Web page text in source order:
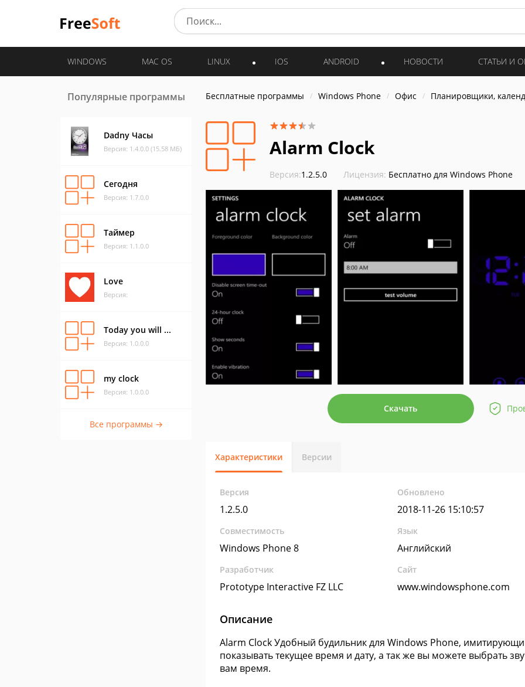
WINDOWS MAC OS LINUX IOS ANDROID НОВОСТИ СТАТЬИ И
Популярные программы
Dadny Часы
Версия: 1.4.0.0 (15.58 МБ)
Сегодня
Версия: 1.7.0.0
Таймер
Версия: 1.1.0.0
Love
Версия:
Today you will ...
Версия: 1.0.0.0
my clock
Версия: 1.0.0.0
Все программы →
Бесплатные программы Windows Phone Офис Планировщики,
Alarm Clock
Версия:1.2.5.0 Лицензия: Бесплатно для Windows Phone
Скачать
Характеристики Версии
Версия
1.2.5.0
Обновлено
2018-11-26 15:10:57
Совместимость
Windows Phone 8
Язык
Английский
Разработчик
Prototype Interactive FZ LLC
Сайт
www.windowsphone.com
Описание
Alarm Clock Удобный будильник для Windows Phone,
показывать текущее время и дату, а так же вы можете выбрать
вам время.